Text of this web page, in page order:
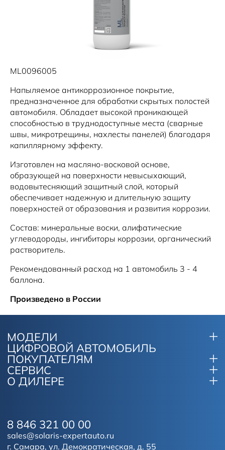
ML0096005
Напыляемое антикоррозионное покрытие,
предназначенное для обработки скрытых полостей
автомобиля. Обладает высокой проникающей
способностью в труднодоступные места (сварные
швы, микротрещины, нахлесты панелей) благодаря
капиллярному эффекту.
Изготовлен на масляно-восковой основе,
образующей на поверхности невысыхающий,
водовытесняющий защитный слой, который
обеспечивает надежную и длительную защиту
поверхностей от образования и развития коррозии.
Состав: минеральные воски, алифатические
углеводороды, ингибиторы коррозии, органический
растворитель.
Рекомендованный расход на 1 автомобиль 3 - 4
баллона.
Произведено в России
МОДЕЛИ
ЦИФРОВОЙ АВТОМОБИЛЬ
ПОКУПАТЕЛЯМ
СЕРВИС
О ДИЛЕРЕ
г. Самара, ул. Демократическая, д. 55
8 846 321 00 00
sales@solaris-expertauto.ru